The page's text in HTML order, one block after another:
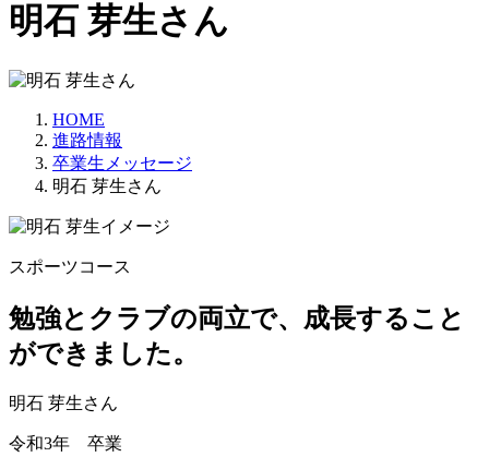
明石 芽生さん
HOME
進路情報
卒業生メッセージ
明石 芽生さん
スポーツコース
勉強とクラブの両立で、成長すること
ができました。
明石 芽生さん
令和3年 卒業